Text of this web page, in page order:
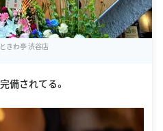
きわ亭 渋谷店
備されてる。